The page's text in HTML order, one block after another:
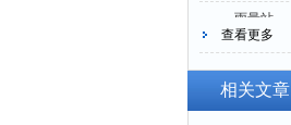
雨量站
风向标
气象站
查看更多
相关文章